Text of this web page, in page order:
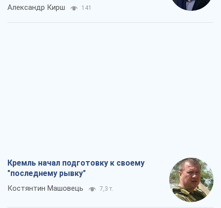
Александр Кирш 141
Кремль начал подготовку к своему
"последнему рывку"
Костянтин Машовець 7,3 т.